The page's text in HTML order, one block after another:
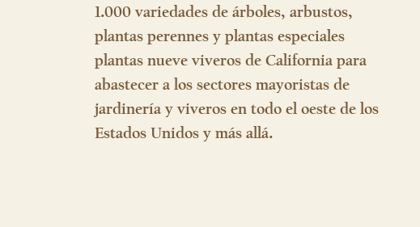
1.000 variedades de árboles, arbustos,
plantas perennes y plantas especiales
plantas nueve viveros de California para
abastecer a los sectores mayoristas de
jardinería y viveros en todo el oeste de los
Estados Unidos y más allá.